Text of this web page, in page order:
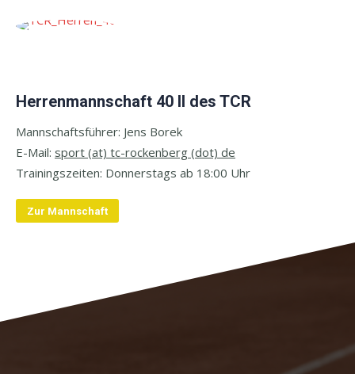
Herrenmannschaft 40 II des TCR
Mannschaftsführer: Jens Borek
E-Mail: sport (at) tc-rockenberg (dot) de
Trainingszeiten: Donnerstags ab 18:00 Uhr
Zur Mannschaft